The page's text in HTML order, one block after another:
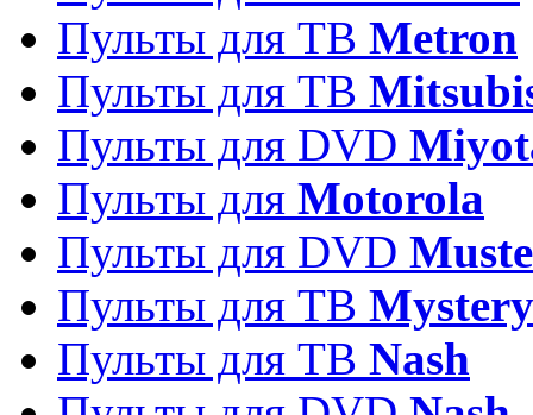
Пульты для ТВ Metron
Пульты для TB
Пульты для DVD
Пульты для Motorola
Пульты для DVD
Пульты для ТВ Mystery
Пульты для ТВ Nash